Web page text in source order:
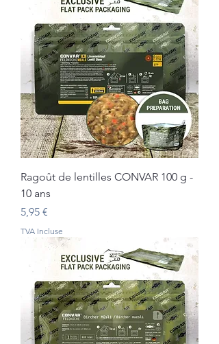
Ragoût de lentilles CONVAR 100 g -
10 ans
Prix
5,95 €
TVA Incluse